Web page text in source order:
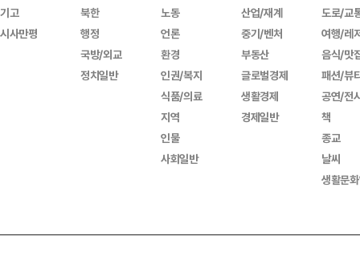
기고
시사만평
북한
행정
국방/외교
정치일반
노동
언론
환경
인권/복지
식품/의료
지역
인물
사회일반
산업/재계
중기/벤처
부동산
글로벌경제
생활경제
경제일반
도로/교
여행/레
음식/맛
패션/뷰
공연/전
책
종교
날씨
생활문